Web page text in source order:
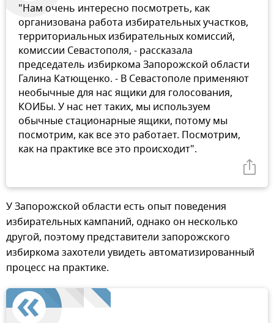
"Нам очень интересно посмотреть, как
организована работа избирательных участков,
территориальных избирательных комиссий,
комиссии Севастополя, - рассказала
председатель избиркома Запорожской области
Галина Катющенко. - В Севастополе применяют
необычные для нас ящики для голосования,
КОИБы. У нас нет таких, мы используем
обычные стационарные ящики, потому мы
посмотрим, как все это работает. Посмотрим,
как на практике все это происходит".
У Запорожской области есть опыт поведения
избирательных кампаний, однако он несколько
другой, поэтому представители запорожского
избиркома захотели увидеть автоматизированный
процесс на практике.